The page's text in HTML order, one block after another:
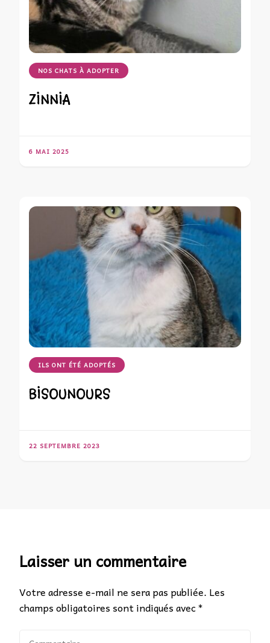
NOS CHATS À ADOPTER
ZINNIA
6 MAI 2025
ILS ONT ÉTÉ ADOPTÉS
BISOUNOURS
22 SEPTEMBRE 2023
Laisser un commentaire
Votre adresse e-mail ne sera pas publiée. Les
champs obligatoires sont indiqués avec*